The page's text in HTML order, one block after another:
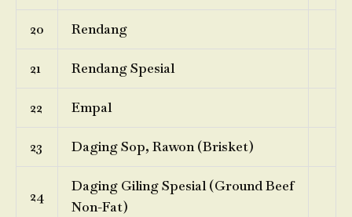
20 Rendang
21 Rendang Spesial
22 Empal
23 Daging Sop, Rawon (Brisket)
24
Daging Giling Spesial (Ground Beef
Non-Fat)